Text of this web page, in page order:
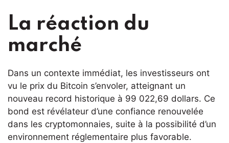
La réaction du
marché
Dans un contexte immédiat, les investisseurs ont
vu le prix du Bitcoin s’envoler, atteignant un
nouveau record historique à 99 022,69 dollars. Ce
bond est révélateur d’une confiance renouvelée
dans les cryptomonnaies, suite à la possibilité d’un
environnement réglementaire plus favorable.